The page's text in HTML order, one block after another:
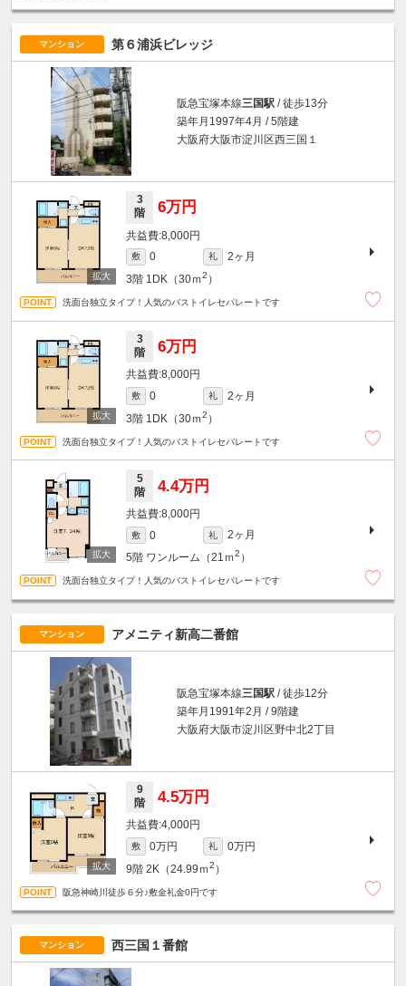
マンション 第６浦浜ビレッジ
阪急宝塚本線三国駅 / 徒歩13分
築年月1997年4月 / 5階建
大阪府大阪市淀川区西三国１
3
階
6万円
8,000円
敷 0 礼
2ヶ月
3階 1DK（30ｍ2 ）
洗面台独立タイプ！人気のバストイレセパレートです
3
階
6万円
8,000円
敷 0 礼
2ヶ月
3階 1DK（30ｍ2 ）
洗面台独立タイプ！人気のバストイレセパレートです
5
階
4.4万円
8,000円
敷 0 礼
2ヶ月
5階 ワンルーム（21ｍ2 ）
洗面台独立タイプ！人気のバストイレセパレートです
マンション アメニティ新高二番館
阪急宝塚本線三国駅 / 徒歩12分
築年月1991年2月 / 9階建
大阪府大阪市淀川区野中北2丁目
9
階
4.5万円
4,000円
敷 0万円 礼
0万円
9階 2K（24.99ｍ2 ）
阪急神崎川徒歩６分♪敷金礼金0円です
マンション 西三国１番館